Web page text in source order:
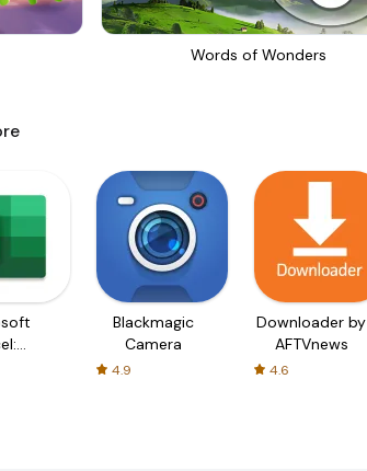
Words of Wonders
Blackmagic
Camera
4.9
Downloader by
AFTVnews
4.6